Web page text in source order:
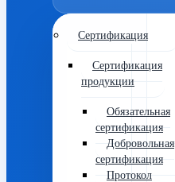
Сертификация
Сертификация
продукции
Обязательная
сертификация
Добровольная
сертификация
Протокол